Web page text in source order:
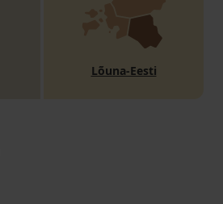
Lõuna-Eesti